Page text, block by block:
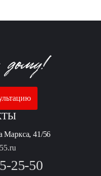
Маркса, 41/56
25-50